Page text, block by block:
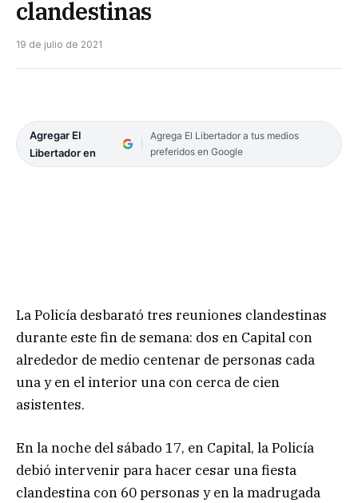
clandestinas
19 de julio de 2021
Agregar El
Libertador en
Agrega El Libertador a tus medios
preferidos en Google
La Policía desbarató tres reuniones clandestinas
durante este fin de semana: dos en Capital con
alrededor de medio centenar de personas cada
una y en el interior una con cerca de cien
asistentes.
En la noche del sábado 17, en Capital, la Policía
debió intervenir para hacer cesar una fiesta
clandestina con 60 personas y en la madrugada